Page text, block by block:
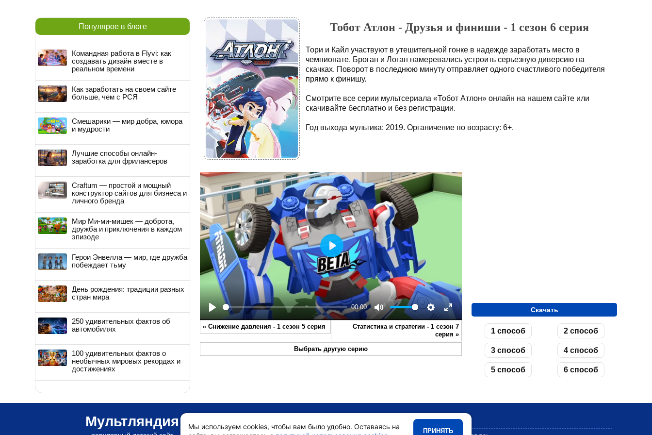
Тобот Атлон - Друзья и финиши - 1 сезон 6 серия
Тори и Кайл участвуют в утешительной гонке в надежде заработать место в
чемпионате. Броган и Логан намеревались устроить серьезную диверсию на
скачках. Поворот в последнюю минуту отправляет одного счастливого победителя
прямо к финишу.
Смотрите все серии мультсериала «Тобот Атлон» онлайн на нашем сайте или
скачивайте бесплатно и без регистрации.
Год выхода мультика: 2019. Органичение по возрасту: 6+.
Play
00:00
Mute Settings
Enter
fullscreen
Play
« Снижение давления - 1 сезон 5 серия
Статистика и стратегии - 1 сезон 7
серия »
Выбрать другую серию
Скачать
1 способ 2 способ
3 способ 4 способ
5 способ 6 способ
Популярое в блоге
Командная работа в Flyvi: как
создавать дизайн вместе в
реальном времени
Как заработать на своем сайте
больше, чем с РСЯ
Смешарики — мир добра, юмора
и мудрости
Лучшие способы онлайн-
заработка для фрилансеров
Craftum — простой и мощный
конструктор сайтов для бизнеса и
личного бренда
Мир Ми-ми-мишек — доброта,
дружба и приключения в каждом
эпизоде
Герои Энвелла — мир, где дружба
побеждает тьму
День рождения: традиции разных
стран мира
250 удивительных фактов об
автомобилях
100 удивительных фактов о
необычных мировых рекордах и
достижениях
Мультляндия •Мультики
Мы используем cookies, чтобы вам было удобно. Оставаясь на
ПРИНЯТЬ